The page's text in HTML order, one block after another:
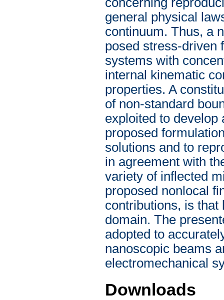
general physical
continuum. Thus, a
posed stress-driven
systems with
internal kinematic
properties. A
of non-standard
exploited to develop
proposed
solutions and to
in agreement with
variety of inflected
proposed nonlocal
contributions, is
domain. The
adopted to
nanoscopic beams
electromechanical
Downloads